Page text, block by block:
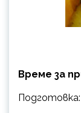
Време за